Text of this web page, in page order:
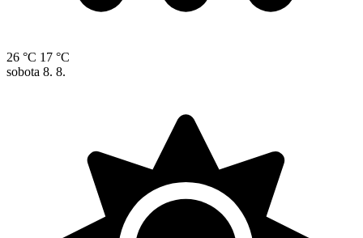
26 °C 17 °C
sobota 8. 8.